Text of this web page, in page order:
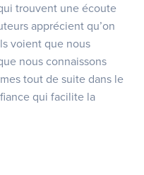
trouvent une écoute
apprécient qu’on
voient que nous
nous connaissons
tout de suite dans le
qui facilite la